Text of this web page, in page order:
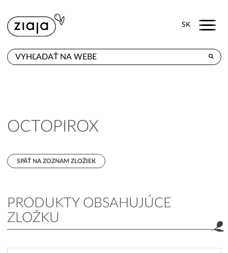
SK Menu
E-SHOP
OCTOPIROX
SPÄŤ NA ZOZNAM ZLOŽIEK
PRODUKTY OBSAHUJÚCE
ZLOŽKU